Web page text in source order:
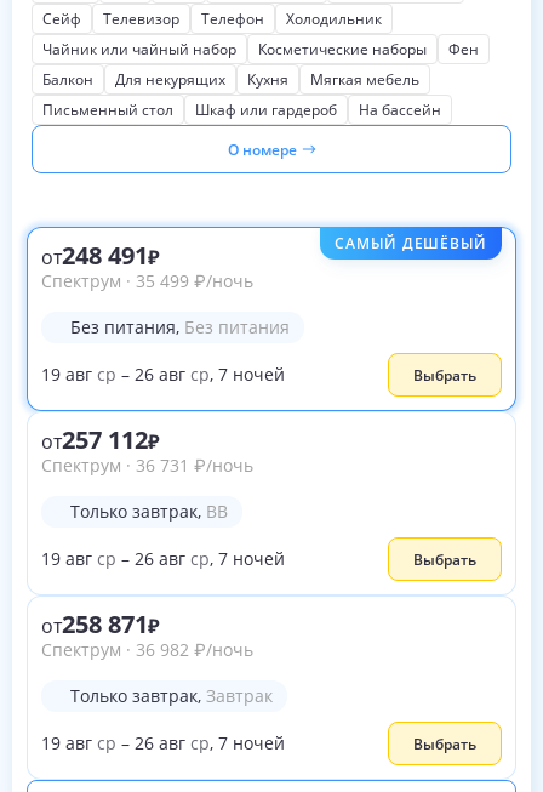
Сейф
Телевизор Телефон
Холодильник
Чайник или чайный набор
Косметические наборы
Фен
Балкон
Для некурящих Кухня
Мягкая мебель
Письменный стол
Шкаф или гардероб
На бассейн
О номере
САМЫЙ ДЕШЁВЫЙ
от248 491
Спектрум · 35 499 ₽/ночь
Без питания, Без питания
19 авг ср – 26 авг ср, 7 ночей Выбрать
от257 112
Спектрум · 36 731 ₽/ночь
Только завтрак, BB
19 авг ср – 26 авг ср, 7 ночей Выбрать
от258 871
Спектрум · 36 982 ₽/ночь
Только завтрак, Завтрак
19 авг ср – 26 авг ср, 7 ночей Выбрать